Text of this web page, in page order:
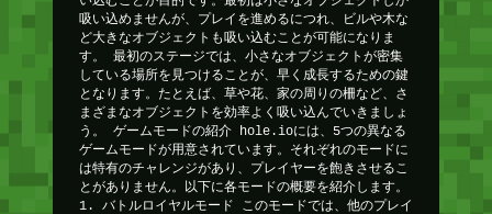
吸い込めませんが、プレイを進めるにつれ、ビルや木な
ど大きなオブジェクトも吸い込むことが可能になりま
す。 最初のステージでは、小さなオブジェクトが密集
している場所を見つけることが、早く成長するための鍵
となります。たとえば、草や花、家の周りの柵など、さ
まざまなオブジェクトを効率よく吸い込んでいきましょ
う。 ゲームモードの紹介 hole.ioには、5つの異なる
ゲームモードが用意されています。それぞれのモードに
は特有のチャレンジがあり、プレイヤーを飽きさせるこ
とがありません。以下に各モードの概要を紹介します。
1. バトルロイヤルモード このモードでは、他のプレイ